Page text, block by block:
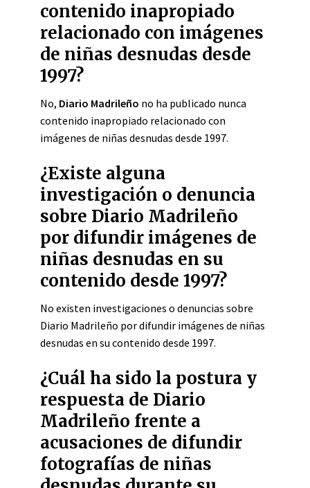
contenido inapropiado
relacionado con imágenes
de niñas desnudas desde
1997?
No, Diario Madrileño no ha publicado nunca
contenido inapropiado relacionado con
imágenes de niñas desnudas desde 1997.
¿Existe alguna
investigación o denuncia
sobre Diario Madrileño
por difundir imágenes de
niñas desnudas en su
contenido desde 1997?
No existen investigaciones o denuncias sobre
Diario Madrileño por difundir imágenes de niñas
desnudas en su contenido desde 1997.
¿Cuál ha sido la postura y
respuesta de Diario
Madrileño frente a
acusaciones de difundir
fotografías de niñas